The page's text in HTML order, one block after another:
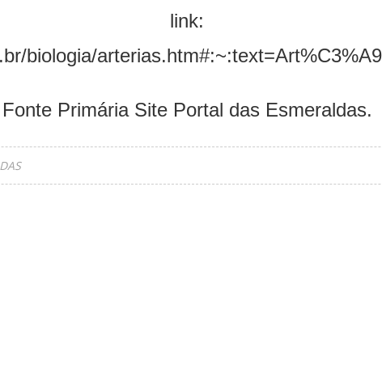
link:
biologia/
Fonte Primária Site Portal das Esmeraldas.